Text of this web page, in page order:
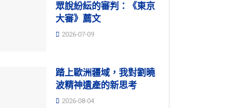
眾說紛紜的審判：《東京
大審》薦文
2026-07-09
踏上歐洲疆域，我對劉曉
波精神遺產的新思考
2026-08-04